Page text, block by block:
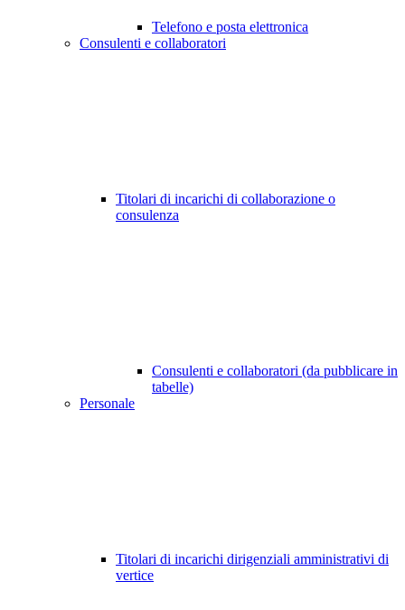
Telefono e posta elettronica
Consulenti e collaboratori
Titolari di incarichi di collaborazione o
consulenza
Consulenti e collaboratori (da pubblicare in
tabelle)
Personale
Titolari di incarichi dirigenziali amministrativi di
vertice